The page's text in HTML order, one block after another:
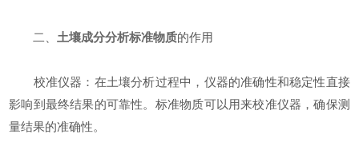
二、 土壤成分分析标准物质的作用
校准仪器：在土壤分析过程中，仪器的准确性和稳定性直接
影响到最终结果的可靠性。标准物质可以用来校准仪器，确保测
量结果的准确性。